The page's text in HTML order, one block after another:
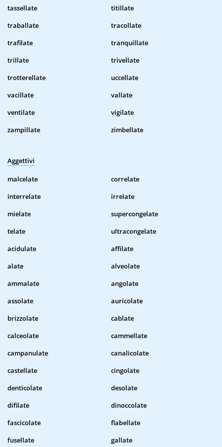
tassellate
titillate
traballate
tracollate
trafilate
tranquillate
trillate
trivellate
trotterellate
uccellate
vacillate
vallate
ventilate
vigilate
zampillate
zimbellate
Aggettivi
malcelate
correlate
interrelate
irrelate
mielate
supercongelate
telate
ultracongelate
acidulate
affilate
alate
alveolate
ammalate
angolate
assolate
auricolate
brizzolate
cablate
calceolate
cammellate
campanulate
canalicolate
castellate
cingolate
denticolate
desolate
difilate
dinoccolate
fascicolate
flabellate
fusellate
gallate